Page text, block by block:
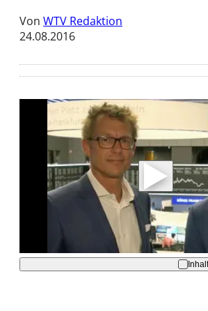
Von WTV Redaktion
24.08.2016
Mit der Wiedergabe dieses
Daten an Youtube
Hinweise dazu erhalten Sie in der
Akzeptieren